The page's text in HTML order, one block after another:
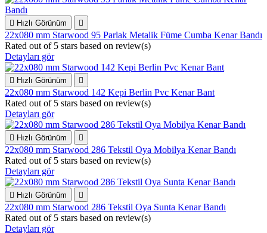
 Hızlı Görünüm 
22x080 mm Starwood 95 Parlak Metalik Füme Cumba Kenar Bandı
Rated out of 5 stars based on review(s)
Detayları gör
 Hızlı Görünüm 
22x080 mm Starwood 142 Kepi Berlin Pvc Kenar Bant
Rated out of 5 stars based on review(s)
Detayları gör
 Hızlı Görünüm 
22x080 mm Starwood 286 Tekstil Oya Mobilya Kenar Bandı
Rated out of 5 stars based on review(s)
Detayları gör
 Hızlı Görünüm 
22x080 mm Starwood 286 Tekstil Oya Sunta Kenar Bandı
Rated out of 5 stars based on review(s)
Detayları gör